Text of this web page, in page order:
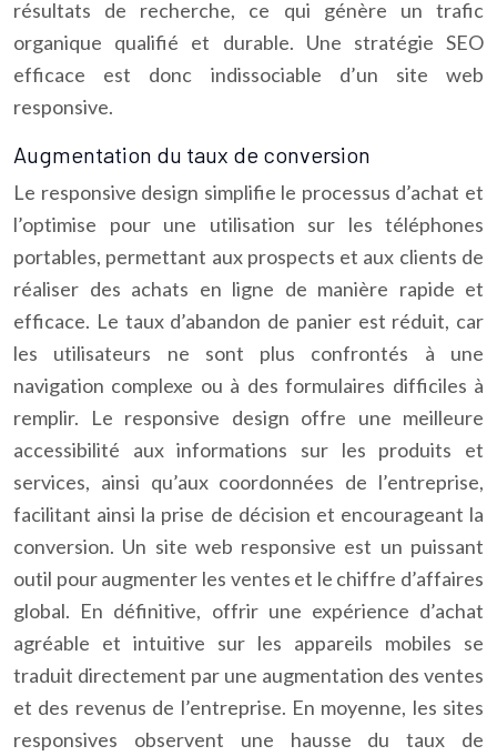
résultats de recherche, ce qui génère un trafic
organique qualifié et durable. Une stratégie SEO
efficace est donc indissociable d’un site web
responsive.
Augmentation du taux de conversion
Le responsive design simplifie le processus d’achat et
l’optimise pour une utilisation sur les téléphones
portables, permettant aux prospects et aux clients de
réaliser des achats en ligne de manière rapide et
efficace. Le taux d’abandon de panier est réduit, car
les utilisateurs ne sont plus confrontés à une
navigation complexe ou à des formulaires difficiles à
remplir. Le responsive design offre une meilleure
accessibilité aux informations sur les produits et
services, ainsi qu’aux coordonnées de l’entreprise,
facilitant ainsi la prise de décision et encourageant la
conversion. Un site web responsive est un puissant
outil pour augmenter les ventes et le chiffre d’affaires
global. En définitive, offrir une expérience d’achat
agréable et intuitive sur les appareils mobiles se
traduit directement par une augmentation des ventes
et des revenus de l’entreprise. En moyenne, les sites
responsives observent une hausse du taux de